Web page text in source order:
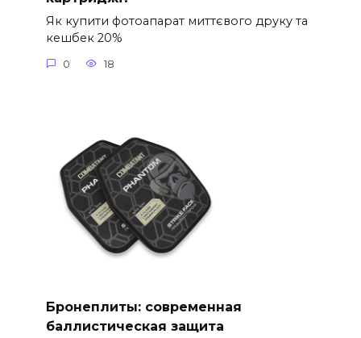
Як купити фотоапарат миттєвого друку та
кешбек 20%
0 18
Бронеплиты: современная
баллистическая защита